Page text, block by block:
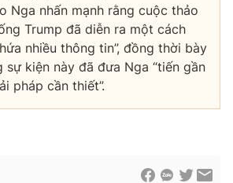
Nga nhấn mạnh rằng cuộc thảo
Trump đã diễn ra một cách
nhiều thông tin”, đồng thời bày
kiện này đã đưa Nga “tiến gần
pháp cần thiết”.